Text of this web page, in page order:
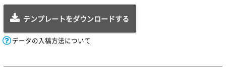
テンプレートをダウンロードする
データの入稿方法について